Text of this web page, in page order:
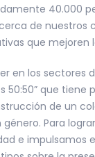
40.000
de nuestros
que
en los
50:50” que
de un
Para
e impulsamos